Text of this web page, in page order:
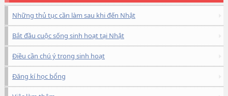
Những thủ tục cần làm sau khi đến Nhật
Bắt đầu cuộc sống sinh hoạt tại Nhật
Điều cần chú ý trong sinh hoạt
Đăng kí học bổng